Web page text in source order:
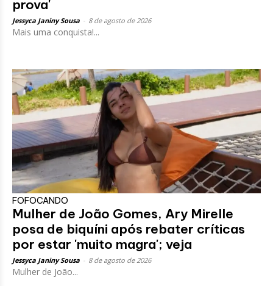
prova'
Jessyca Janiny Sousa 8 de agosto de 2026
Mais uma conquista!...
FOFOCANDO
Mulher de João Gomes, Ary Mirelle
posa de biquíni após rebater críticas
por estar 'muito magra'; veja
Jessyca Janiny Sousa 8 de agosto de 2026
Mulher de João...